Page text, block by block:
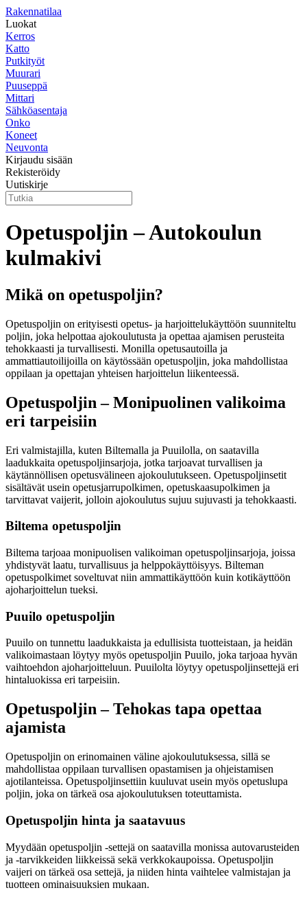
Rakennatilaa
Luokat
Kerros
Katto
Putkityöt
Muurari
Puuseppä
Mittari
Sähköasentaja
Onko
Koneet
Neuvonta
Kirjaudu sisään
Rekisteröidy
Uutiskirje
Opetuspoljin – Autokoulun
kulmakivi
Mikä on opetuspoljin?
Opetuspoljin on erityisesti opetus- ja harjoittelukäyttöön suunniteltu
poljin, joka helpottaa ajokoulutusta ja opettaa ajamisen perusteita
tehokkaasti ja turvallisesti. Monilla opetusautoilla ja
ammattiautoilijoilla on käytössään opetuspoljin, joka mahdollistaa
oppilaan ja opettajan yhteisen harjoittelun liikenteessä.
Opetuspoljin – Monipuolinen valikoima
eri tarpeisiin
Eri valmistajilla, kuten Biltemalla ja Puuilolla, on saatavilla
laadukkaita opetuspoljinsarjoja, jotka tarjoavat turvallisen ja
käytännöllisen opetusvälineen ajokoulutukseen. Opetuspoljinsetit
sisältävät usein opetusjarrupolkimen, opetuskaasupolkimen ja
tarvittavat vaijerit, jolloin ajokoulutus sujuu sujuvasti ja tehokkaasti.
Biltema opetuspoljin
Biltema tarjoaa monipuolisen valikoiman opetuspoljinsarjoja, joissa
yhdistyvät laatu, turvallisuus ja helppokäyttöisyys. Bilteman
opetuspolkimet soveltuvat niin ammattikäyttöön kuin kotikäyttöön
ajoharjoittelun tueksi.
Puuilo opetuspoljin
Puuilo on tunnettu laadukkaista ja edullisista tuotteistaan, ja heidän
valikoimastaan löytyy myös opetuspoljin Puuilo, joka tarjoaa hyvän
vaihtoehdon ajoharjoitteluun. Puuilolta löytyy opetuspoljinsettejä eri
hintaluokissa eri tarpeisiin.
Opetuspoljin – Tehokas tapa opettaa
ajamista
Opetuspoljin on erinomainen väline ajokoulutuksessa, sillä se
mahdollistaa oppilaan turvallisen opastamisen ja ohjeistamisen
ajotilanteissa. Opetuspoljinsettiin kuuluvat usein myös opetuslupa
poljin, joka on tärkeä osa ajokoulutuksen toteuttamista.
Opetuspoljin hinta ja saatavuus
Myydään opetuspoljin -settejä on saatavilla monissa autovarusteiden
ja -tarvikkeiden liikkeissä sekä verkkokaupoissa. Opetuspoljin
vaijeri on tärkeä osa settejä, ja niiden hinta vaihtelee valmistajan ja
tuotteen ominaisuuksien mukaan.